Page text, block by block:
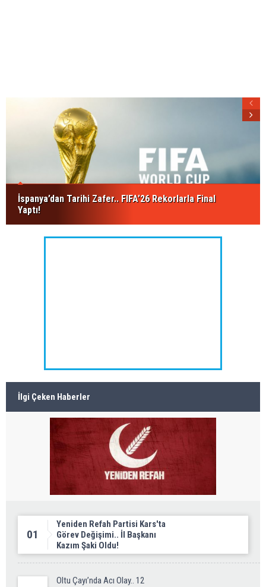
İspanya’dan Tarihi Zafer.. FIFA’26 Rekorlarla Final
Yaptı!
İlgi Çeken Haberler
01
Yeniden Refah Partisi Kars'ta
Görev Değişimi.. İl Başkanı
Kazım Şaki Oldu!
Oltu Çayı’nda Acı Olay.. 12